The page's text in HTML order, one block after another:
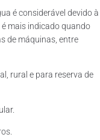
é considerável devido à
mais indicado quando
de máquinas, entre
rural e para reserva de